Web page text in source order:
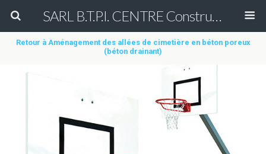
SARL B.T.P.I. CENTRE Construction et Rénovation de court de tennis en béton poreux Peinture entretien réparation nettoyage démoussage de terrain de tennis & Aménagement des allées de cimetière en béton poreux (béton drainant)
Retour à Aménagement des allées de cimetière en béton poreux
(béton drainant)